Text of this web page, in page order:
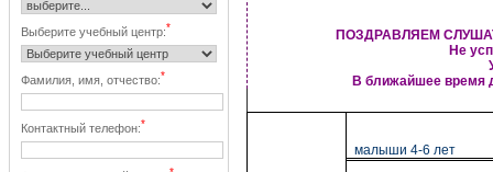
Выберите учебный центр:*
Фамилия, имя, отчество:*
Контактный телефон:*
ПОЗДРАВЛЯЕМ
Не
В ближайшее время
малыши 4-6 лет